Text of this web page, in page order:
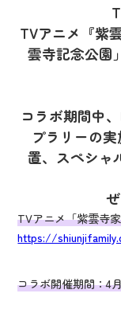
TVアニメ『紫
雲寺記念公園
コラボ期間中
プラリーの
置、スペシャ
TVアニメ「紫雲寺
https://
コラボ開催期間：4